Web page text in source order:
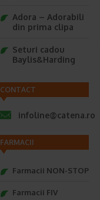
Adora – Adorabili
din prima clipa
Seturi cadou
Baylis&Harding
CONTACT
infoline@catena.ro
FARMACII
Farmacii NON-STOP
Farmacii FIV